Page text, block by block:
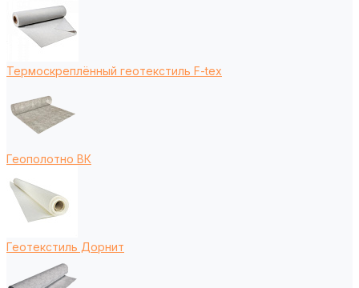
Термоскреплённый геотекстиль F-tex
Геополотно ВК
Геотекстиль Дорнит